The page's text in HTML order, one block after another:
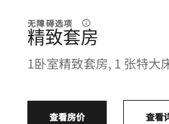
无障碍选项
精致套房
1卧室精致套房, 1 张特大
查看房价 查看